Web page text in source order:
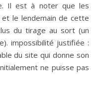
Il est à noter que les
le lendemain de cette
du tirage au sort (un
impossibilité justifiée :
du site qui donne son
ne puisse pas